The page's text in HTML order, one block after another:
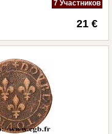
7 Участников
21 €